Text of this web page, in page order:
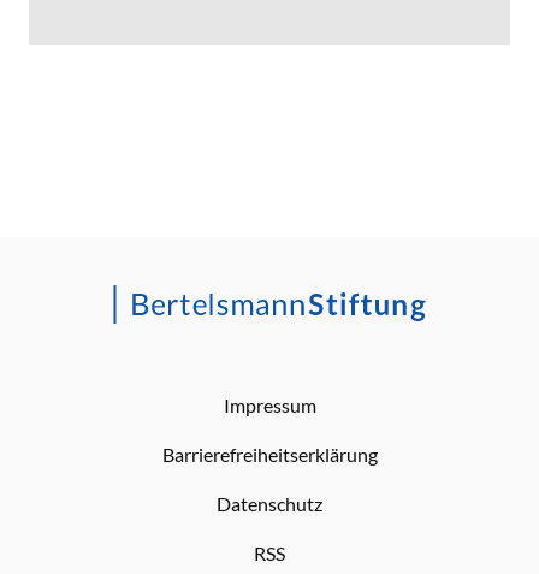
Impressum
Barrierefreiheitserklärung
Datenschutz
RSS